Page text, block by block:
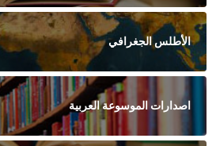
الأطلس الجغرافي
اصدارات الموسوعة العربية